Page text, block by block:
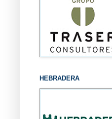
HEBRADERA